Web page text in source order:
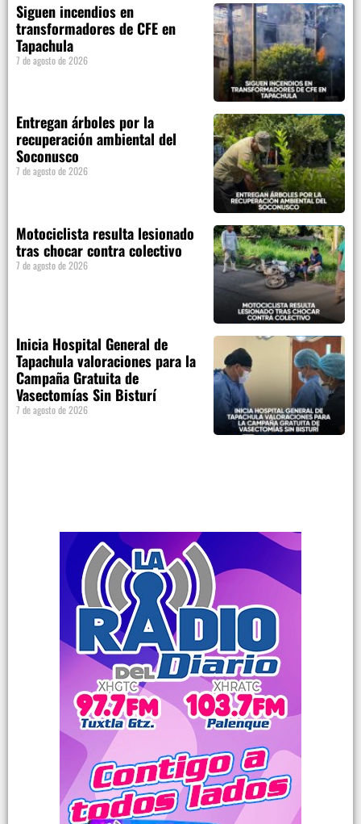
Siguen incendios en
transformadores de CFE en
Tapachula
7 de agosto de 2026
Entregan árboles por la
recuperación ambiental del
Soconusco
7 de agosto de 2026
Motociclista resulta lesionado
tras chocar contra colectivo
7 de agosto de 2026
Inicia Hospital General de
Tapachula valoraciones para la
Campaña Gratuita de
Vasectomías Sin Bisturí
7 de agosto de 2026